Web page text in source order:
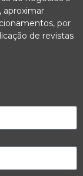
aproximar
por
de revistas